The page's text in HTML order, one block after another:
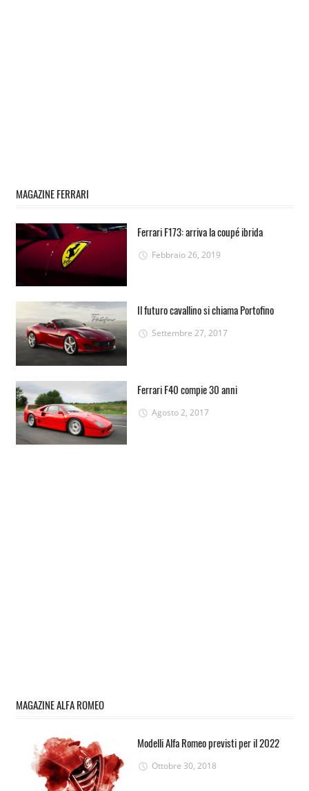
MAGAZINE FERRARI
Ferrari F173: arriva la coupé ibrida
Febbraio 26, 2019
Il futuro cavallino si chiama Portofino
Settembre 27, 2017
Ferrari F40 compie 30 anni
Agosto 2, 2017
MAGAZINE ALFA ROMEO
Modelli Alfa Romeo previsti per il 2022
Ottobre 30, 2018